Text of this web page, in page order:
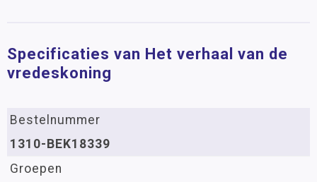
Specificaties van Het verhaal van de
vredeskoning
Bestelnummer
1310-BEK18339
Groepen